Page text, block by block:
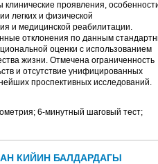
проявления,
легких и физической
и медицинской реабилитации.
отклонения по данным
оценки с использованием
жизни. Отмечена ограниченность
и отсутствие унифицированных
проспективных исследований.
6-минутный шаговый тест;
КИЙИН БАЛДАРДАГЫ